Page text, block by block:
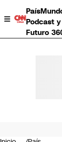
País
Podcast
Futuro